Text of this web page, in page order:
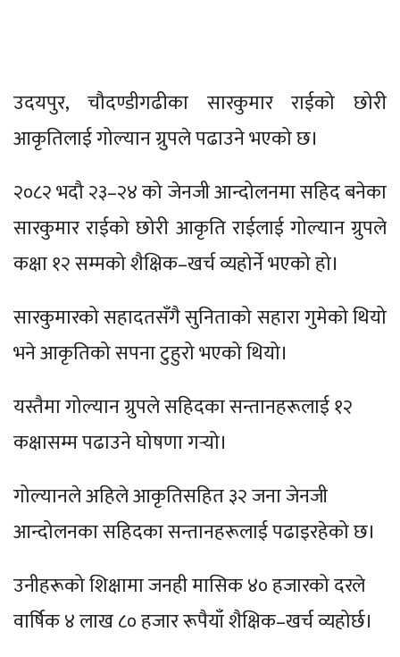
उदयपुर, चौदण्डीगढीका सारकुमार राईको छोरी
आकृतिलाई गोल्यान ग्रुपले पढाउने भएको छ।
२०८२ भदौ २३–२४ को जेनजी आन्दोलनमा सहिद बनेका
सारकुमार राईको छोरी आकृति राईलाई गोल्यान ग्रुपले
कक्षा १२ सम्मको शैक्षिक–खर्च व्यहोर्ने भएको हो।
सारकुमारको सहादतसँगै सुनिताको सहारा गुमेको थियो
भने आकृतिको सपना टुहुरो भएको थियो।
यस्तैमा गोल्यान ग्रुपले सहिदका सन्तानहरूलाई १२
कक्षासम्म पढाउने घोषणा गऱ्यो।
गोल्यानले अहिले आकृतिसहित ३२ जना जेनजी
आन्दोलनका सहिदका सन्तानहरूलाई पढाइरहेको छ।
उनीहरूको शिक्षामा जनही मासिक ४० हजारको दरले
वार्षिक ४ लाख ८० हजार रूपैयाँ शैक्षिक–खर्च व्यहोर्छ।